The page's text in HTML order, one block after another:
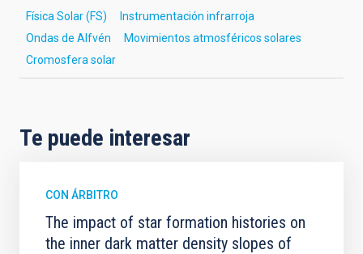
Física Solar (FS)
Instrumentación infrarroja
Ondas de Alfvén
Movimientos atmosféricos solares
Cromosfera solar
Te puede interesar
CON ÁRBITRO
The impact of star formation histories on
the inner dark matter density slopes of